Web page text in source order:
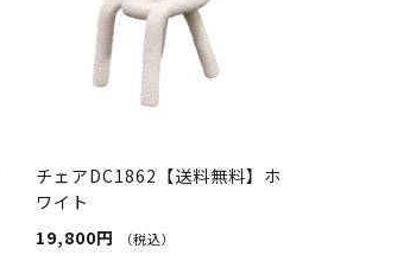
チェアDC1862【送料無料】ホ
ワイト
19,800円
（税込）